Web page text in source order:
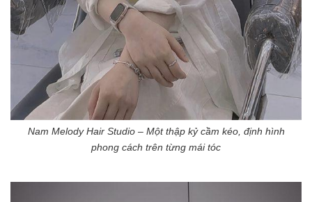
Nam Melody Hair Studio – Một thập kỷ cầm kéo, định hình
phong cách trên từng mái tóc